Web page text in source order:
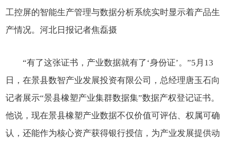
工控屏的智能生产管理与数据分析系统实时显示着产品生
产情况。河北日报记者焦磊摄
“有了这张证书，产业数据就有了‘身份证’。”5月13
日，在景县数智产业发展投资有限公司，总经理唐玉石向
记者展示“景县橡塑产业集群数据集”数据产权登记证书。
他说，现在景县橡塑产业数据不仅价值可评估、权属可确
认，还能作为核心资产获得银行授信，为产业发展提供动